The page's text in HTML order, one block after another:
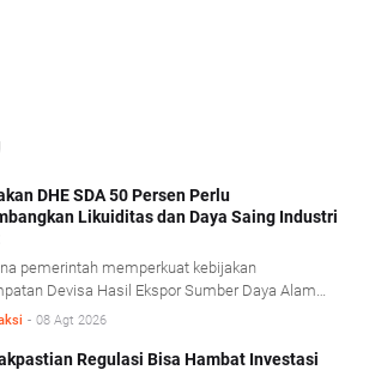
DHE SDA 50 Persen Perlu
Likuiditas dan Daya Saing Industri
pemerintah memperkuat kebijakan
Devisa Hasil Ekspor Sumber Daya Alam
menjadi 50 persen dinilai perlu
kelapa sawit.
- 08 Agt 2026
Regulasi Bisa Hambat Investasi